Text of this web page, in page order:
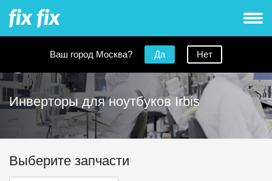
Ваш город Москва? Да Нет
Инверторы для ноутбуков Irbis
Выберите запчасти